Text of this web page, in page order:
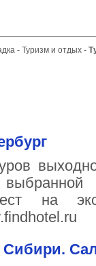
- Туризм и отдых -
на